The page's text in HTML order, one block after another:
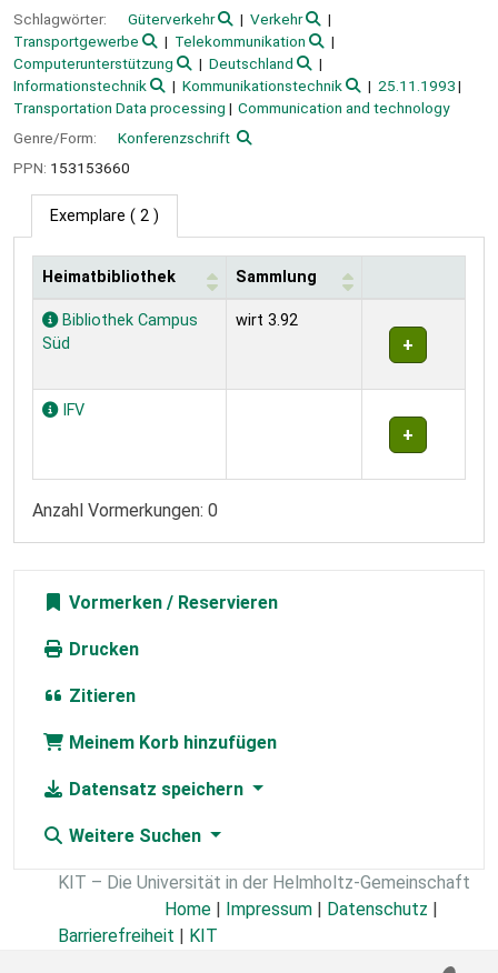
Schlagwörter:
Güterverkehr
Verkehr
Transportgewerbe
Telekommunikation
Computerunterstützung
Deutschland
Informationstechnik
Kommunikationstechnik
25.11.1993
Transportation Data processing
Communication and technology
Genre/Form:
Konferenzschrift
PPN: 153153660
Exemplare ( 2 )
Exemplare
Heimatbibliothek Sammlung
Bibliothek Campus
Süd
wirt 3.92
IFV
Anzahl Vormerkungen: 0
Vormerken
Drucken
Zitieren
Meinem Korb hinzufügen
Datensatz speichern
Weitere Suchen
KIT – Die Universität in der Helmholtz-Gemeinschaft
Home
Impressum Datenschutz
Barrierefreiheit
KIT